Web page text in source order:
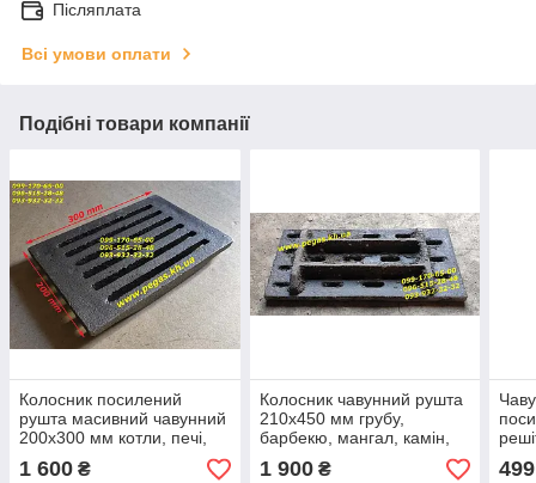
Післяплата
Всі умови оплати
Подібні товари компанії
Колосник посилений
рушта масивний чавунний
200х300 мм котли, печі,
мангал, барбекю, грубу
1 600 ₴
Колосник чавунний рушта
210х450 мм грубу,
барбекю, мангал, камін,
котли
1 900₴ 499